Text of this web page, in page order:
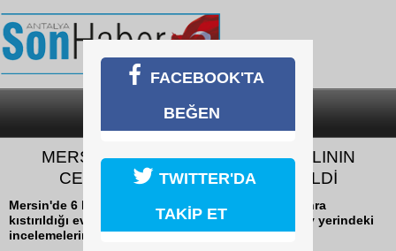
SON DAKİKA
MERSİN’DE KATLİAM YAPAN ZANLININ
CENAZESİ ADLİ TIPA GÖNDERİLDİ
Mersin'de 6 kişiyi öldürüp 8 kişiyi yaraladıktan sonra
kıstırıldığı evde intihar eden zanlının cenazesi olay yerindeki
incelemelerinin ardından alınarak...
FACEBOOK'TA
BEĞEN
TWITTER'DA
TAKİP ET